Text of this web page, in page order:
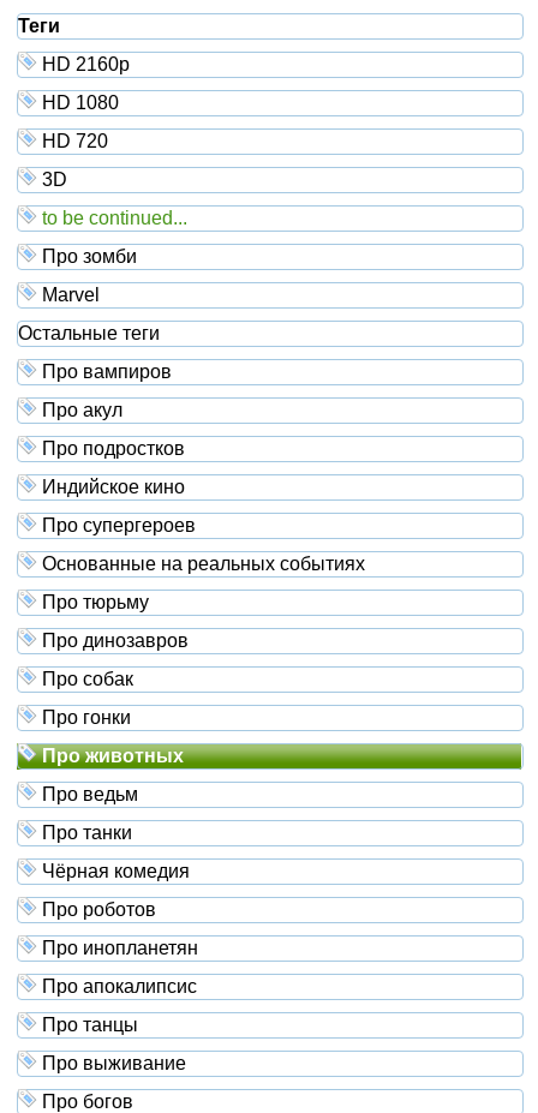
Теги
HD 2160р
HD 1080
HD 720
3D
to be continued...
Про зомби
Marvel
Остальные теги
Про вампиров
Про акул
Про подростков
Индийское кино
Про супергероев
Основанные на реальных событиях
Про тюрьму
Про динозавров
Про собак
Про гонки
Про животных
Про ведьм
Про танки
Чёрная комедия
Про роботов
Про инопланетян
Про апокалипсис
Про танцы
Про выживание
Про богов